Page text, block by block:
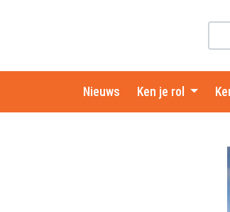
Nieuws Ken je rol